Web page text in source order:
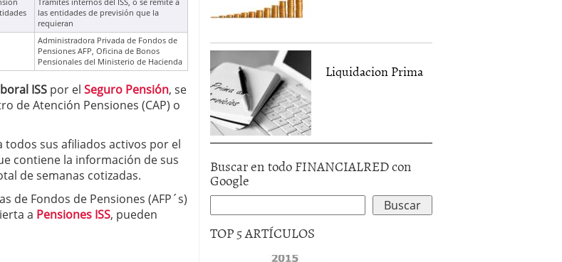
Tramites internos del ISS, o se remite a
las entidades de previsión que la
requieran
Administradora Privada de Fondos de
Pensiones AFP, Oficina de Bonos
Pensionales del Ministerio de Hacienda
ISS por el Seguro Pensión, se
de Atención Pensiones (CAP) o
todos sus afiliados activos por el
contiene la información de sus
de semanas cotizadas.
de Fondos de Pensiones (AFP´s)
a Pensiones ISS, pueden
Liquidacion Prima
Buscar en todo FINANCIALRED con
Google
TOP 5 ARTÍCULOS